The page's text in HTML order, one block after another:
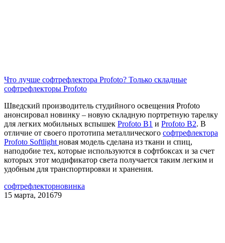
Что лучше софтрефлектора Profoto? Только складные
софтрефлекторы Profoto
Шведский производитель студийного освещения Profoto
анонсировал новинку – новую складную портретную тарелку
для легких мобильных вспышек Profoto B1 и Profoto B2. В
отличие от своего прототипа металлического софтрефлектора
Profoto Softlight новая модель сделана из ткани и спиц,
наподобие тех, которые используются в софтбоксах и за счет
которых этот модификатор света получается таким легким и
удобным для транспортировки и хранения.
софтрефлекторновинка
15 марта, 201679